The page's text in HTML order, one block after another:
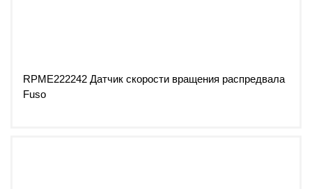
RPME222242 Датчик скорости вращения распредвала
Fuso